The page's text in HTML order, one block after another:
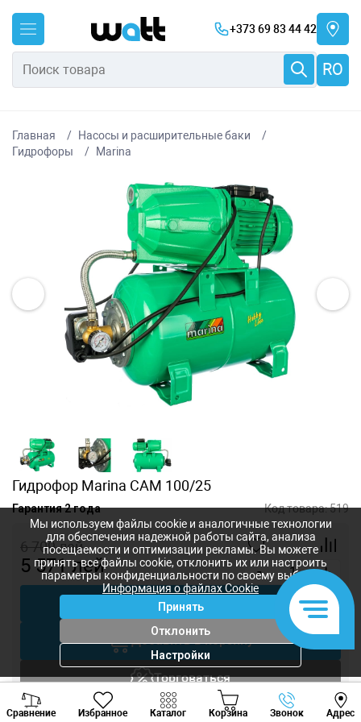
+373 69 83 44 42
RO
Главная
Насосы и расширительные баки
Гидрофоры
Marina
Гидрофор Marina CAM 100/25
Гарантия 2 года Код товара:519
6 709лей
5 571лей - +
Купить в 1 клик
Добавить в корзину
Торговаться
Вызов инженера
Сравнение Избранное Каталог Корзина Звонок Адрес
Viber Whatsapp
Мы используем файлы cookie и аналогичные технологии
для обеспечения надежной работы сайта, анализа
посещаемости и оптимизации рекламы. Вы можете
принять все файлы cookie, отклонить их или настроить
параметры конфиденциальности по своему выбору.
Информация о файлах Cookie
Принять
Отклонить
Настройки